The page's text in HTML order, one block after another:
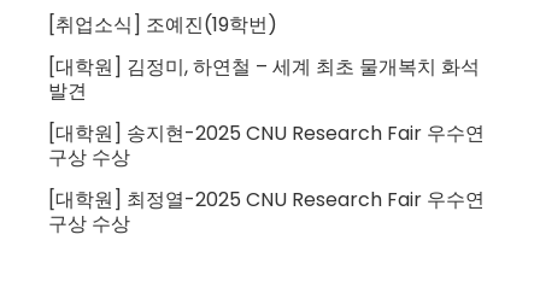
[취업소식] 조예진(19학번)
[대학원] 김정미, 하연철 – 세계 최초 물개복치 화석
발견
[대학원] 송지현-2025 CNU Research Fair 우수연
구상 수상
[대학원] 최정열-2025 CNU Research Fair 우수연
구상 수상